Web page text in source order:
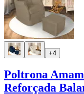
+4
Poltrona
Reforçada